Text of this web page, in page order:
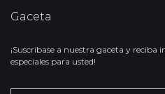
Gaceta
¡Suscríbase a nuestra gaceta y
especiales para usted!